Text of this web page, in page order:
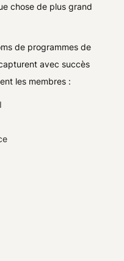
chose de plus grand
de programmes de
avec succès
les membres :